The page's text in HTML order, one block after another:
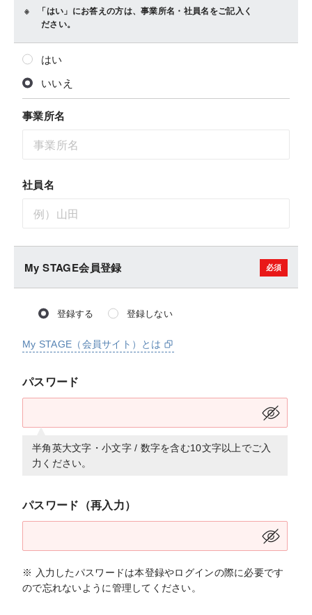
「はい」にお答えの方は、事業所名・社員名をご記入く
ださい。
はい
いいえ
事業所名
社員名
My STAGE会員登録
登録する 登録しない
My STAGE（会員サイト）とは
パスワード
半角英大文字・小文字 / 数字を含む10文字以上でご入
力ください。
パスワード（再入力）
※ 入力したパスワードは本登録やログインの際に必要です
ので忘れないように管理してください。